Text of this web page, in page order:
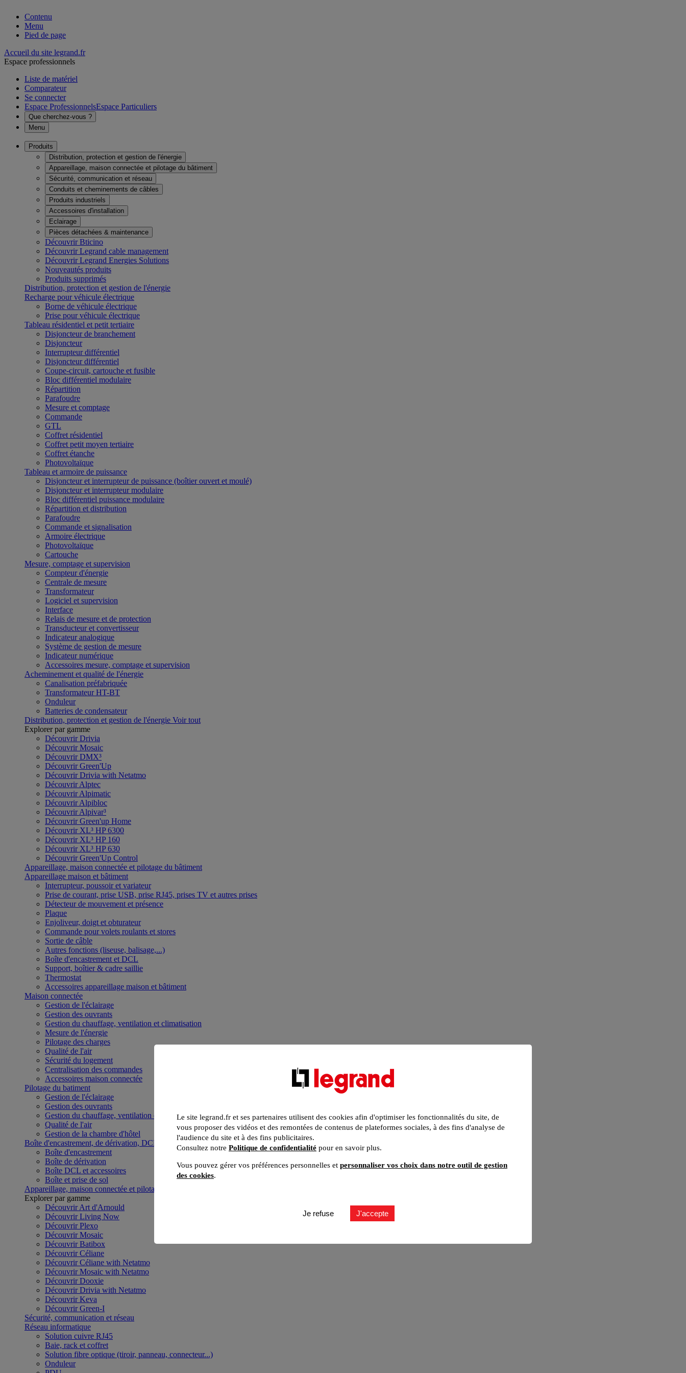
Contenu
Menu
Pied de page
Accueil du site legrand.fr
Espace professionnels
Liste de matériel
Comparateur
Se connecter
Espace ProfessionnelsEspace Particuliers
Que cherchez-vous ?
Menu
Produits
Distribution, protection et gestion de l'énergie
Appareillage, maison connectée et pilotage du bâtiment
Sécurité, communication et réseau
Conduits et cheminements de câbles
Produits industriels
Accessoires d'installation
Eclairage
Pièces détachées & maintenance
Découvrir Bticino
Découvrir Legrand cable management
Découvrir Legrand Energies Solutions
Nouveautés produits
Produits supprimés
Distribution, protection et gestion de l'énergie
Recharge pour véhicule électrique
Borne de véhicule électrique
Prise pour véhicule électrique
Tableau résidentiel et petit tertiaire
Disjoncteur de branchement
Disjoncteur
Interrupteur différentiel
Disjoncteur différentiel
Coupe-circuit, cartouche et fusible
Bloc différentiel modulaire
Répartition
Parafoudre
Mesure et comptage
Commande
GTL
Coffret résidentiel
Coffret petit moyen tertiaire
Coffret étanche
Photovoltaïque
Tableau et armoire de puissance
Disjoncteur et interrupteur de puissance (boîtier ouvert et moulé)
Disjoncteur et interrupteur modulaire
Bloc différentiel puissance modulaire
Répartition et distribution
Parafoudre
Commande et signalisation
Armoire électrique
Photovoltaïque
Cartouche
Mesure, comptage et supervision
Compteur d'énergie
Centrale de mesure
Transformateur
Logiciel et supervision
Interface
Relais de mesure et de protection
Transducteur et convertisseur
Indicateur analogique
Système de gestion de mesure
Indicateur numérique
Accessoires mesure, comptage et supervision
Acheminement et qualité de l'énergie
Canalisation préfabriquée
Transformateur HT-BT
Onduleur
Batteries de condensateur
Distribution, protection et gestion de l'énergie Voir tout
Explorer par gamme
Découvrir Drivia
Découvrir Mosaic
Découvrir DMX³
Découvrir Green'Up
Découvrir Drivia with Netatmo
Découvrir Alptec
Découvrir Alpimatic
Découvrir Alpibloc
Découvrir Alpivar³
Découvrir Green'up Home
Découvrir XL³ HP 6300
Découvrir XL³ HP 160
Découvrir XL³ HP 630
Découvrir Green'Up Control
Appareillage, maison connectée et pilotage du bâtiment
Appareillage maison et bâtiment
Interrupteur, poussoir et variateur
Prise de courant, prise USB, prise RJ45, prises TV et autres prises
Détecteur de mouvement et présence
Plaque
Enjoliveur, doigt et obturateur
Commande pour volets roulants et stores
Sortie de câble
Autres fonctions (liseuse, balisage,...)
Boîte d'encastrement et DCL
Support, boîtier & cadre saillie
Thermostat
Accessoires appareillage maison et bâtiment
Maison connectée
Gestion de l'éclairage
Gestion des ouvrants
Gestion du chauffage, ventilation et climatisation
Mesure de l'énergie
Pilotage des charges
Qualité de l'air
Sécurité du logement
Centralisation des commandes
Accessoires maison connectée
Pilotage du batiment
Gestion de l'éclairage
Gestion des ouvrants
Gestion du chauffage, ventilation et climatisation
Qualité de l'air
Gestion de la chambre d'hôtel
Boîte d'encastrement, de dérivation, DCL et boîte de sol
Boîte d'encastrement
Boîte de dérivation
Boîte DCL et accessoires
Boîte et prise de sol
Appareillage, maison connectée et pilotage du bâtiment
Explorer par gamme
Découvrir Art d'Arnould
Découvrir Living Now
Découvrir Plexo
Découvrir Mosaic
Découvrir Batibox
Découvrir Céliane
Découvrir Céliane with Netatmo
Découvrir Mosaic with Netatmo
Découvrir Dooxie
Découvrir Drivia with Netatmo
Découvrir Keva
Découvrir Green-I
Sécurité, communication et réseau
Réseau informatique
Solution cuivre RJ45
Baie, rack et coffret
Solution fibre optique (tiroir, panneau, connecteur...)
Onduleur
Le site legrand.fr et ses partenaires utilisent des cookies afin d'optimiser les fonctionnalités du site, de
vous proposer des vidéos et des remontées de contenus de plateformes sociales, à des fins d'analyse de
l'audience du site et à des fins publicitaires.
Consultez notre Politique de confidentialité pour en savoir plus.
Vous pouvez gérer vos préférences personnelles et personnaliser vos choix dans notre outil de gestion
des cookies.
Je refuse J'accepte